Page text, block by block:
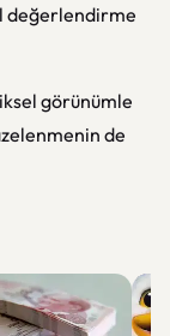
değerlendirme
görünümle
de